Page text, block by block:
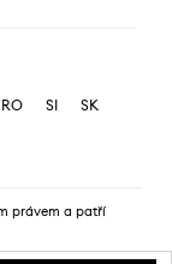
RO SI
SK
právem a patří